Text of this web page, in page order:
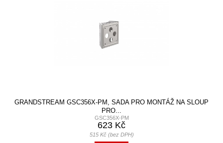
GRANDSTREAM GSC356X-PM, SADA PRO MONTÁŽ NA SLOUP
PRO...
GSC356X-PM
623 Kč
515 Kč (bez DPH)